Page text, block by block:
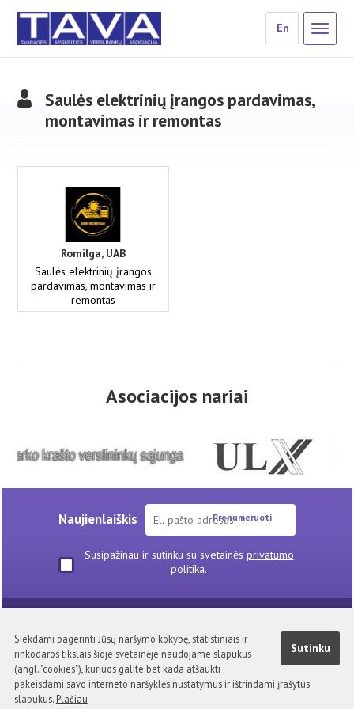
En
Saulės elektrinių įrangos pardavimas,
montavimas ir remontas
Romilga, UAB
Saulės elektrinių įrangos
pardavimas, montavimas ir
remontas
Asociacijos nariai
Naujienlaiškis Prenumeruoti
Susipažinau ir sutinku su svetainės privatumo
politika.
Naudinga informacija
Nuorodos
Privatumo politika
Kontaktai
Visa medžiaga pateikta šiuose tinklapiuose TAVA nuosavybė.
Kopijuoti, platinti be asociacijos sutikimo draudžiama.
Sutinku
Siekdami pagerinti Jūsų naršymo kokybę, statistiniais ir
rinkodaros tikslais šioje svetainėje naudojame slapukus
(angl. "cookies"), kuriuos galite bet kada atšaukti
pakeisdami savo interneto naršyklės nustatymus ir ištrindami įrašytus
slapukus. Plačiau